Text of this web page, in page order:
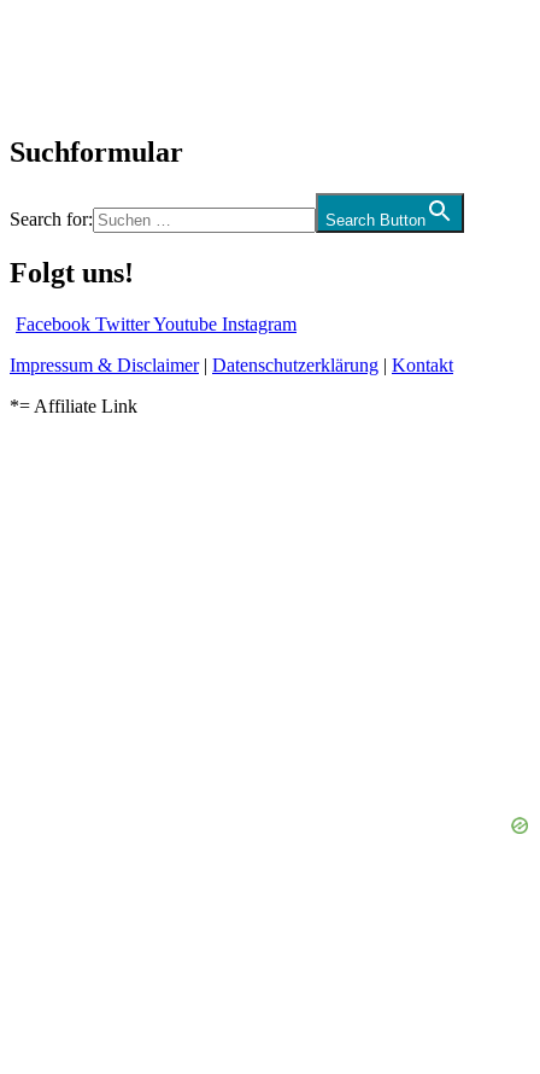
Suchformular
Search for: Search Button
Folgt uns!
Facebook TwitterYoutube Instagram
Impressum & Disclaimer| Datenschutzerklärung | Kontakt
*= Affiliate Link